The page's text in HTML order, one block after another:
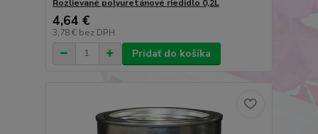
Rozlievané polyuretánové riedidlo 0,2L
4,64 €
3,78 € bez DPH
Pridať do košíka